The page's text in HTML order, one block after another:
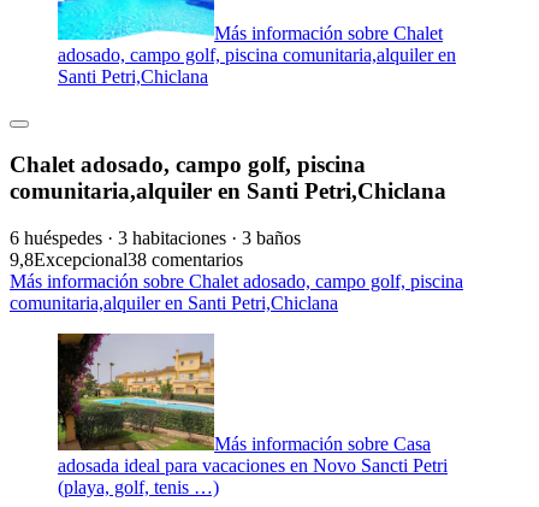
Más información sobre Chalet
adosado, campo golf, piscina comunitaria,alquiler en
Santi Petri,Chiclana
Chalet adosado, campo golf, piscina
comunitaria,alquiler en Santi Petri,Chiclana
6 huéspedes · 3 habitaciones · 3 baños
9,8Excepcional38 comentarios
Más información sobre Chalet adosado, campo golf, piscina
comunitaria,alquiler en Santi Petri,Chiclana
Más información sobre Casa
adosada ideal para vacaciones en Novo Sancti Petri
(playa, golf, tenis …)